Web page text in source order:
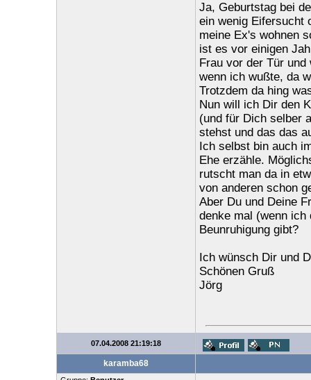
Ja, Geburtstag bei
ein wenig Eifersucht
meine Ex's wohnen
ist es vor einigen
Frau vor der Tür
wenn ich wußte, da
Trotzdem da hing
Nun will ich Dir den
(und für Dich selber
stehst und das das
Ich selbst bin auch
Ehe erzähle.
rutscht man da in
von anderen schon
Aber Du und Deine
denke mal (wenn ich
Beunruhigung gibt?
Ich wünsch Dir und
Schönen Gruß
Jörg
07.04.2008 21:19:18
karamba68